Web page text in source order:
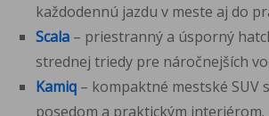
každodennú jazdu v meste aj do
Scala – priestranný a úsporný
strednej triedy pre náročnejších
Kamiq – kompaktné mestské SUV
posedom a praktickým interiérom.